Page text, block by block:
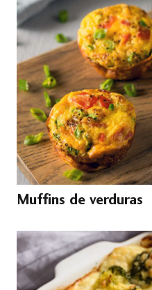
Muffins de verduras